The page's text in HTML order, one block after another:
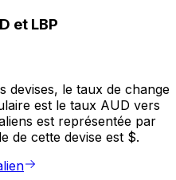
et LBP
devises, le taux de change
est le taux AUD vers
est représentée par
de cette devise est $.